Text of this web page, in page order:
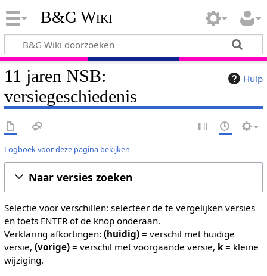
B&G Wiki
Hulp
11 jaren NSB:
versiegeschiedenis
Logboek voor deze pagina bekijken
Naar versies zoeken
Selectie voor verschillen: selecteer de te vergelijken versies
en toets ENTER of de knop onderaan.
Verklaring afkortingen: (huidig)= verschil met huidige
versie, (vorige)= verschil met voorgaande versie, k= kleine
wijziging.